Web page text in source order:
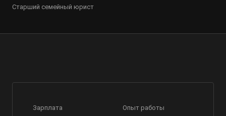
Старший семейный юрист
Зарплата Опыт работы